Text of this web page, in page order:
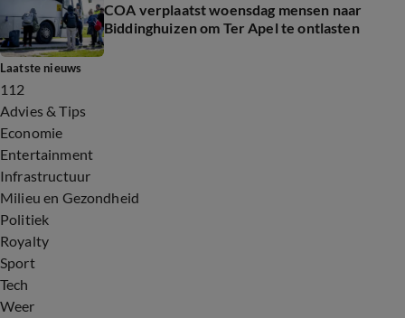
COA verplaatst woensdag mensen naar
Biddinghuizen om Ter Apel te ontlasten
Laatste nieuws
112
Advies & Tips
Economie
Entertainment
Infrastructuur
Milieu en Gezondheid
Politiek
Royalty
Sport
Tech
Weer